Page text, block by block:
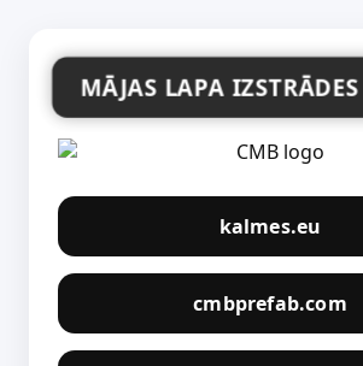
MĀJAS LAPA
kalmes.eu
cmbprefab.com